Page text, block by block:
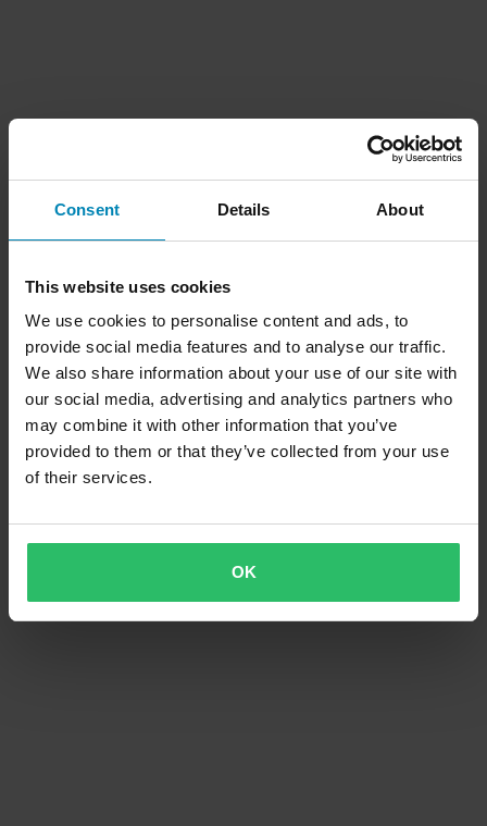
Consent Details About
This website uses cookies
We use cookies to personalise content and ads, to
provide social media features and to analyse our traffic.
We also share information about your use of our site with
our social media, advertising and analytics partners who
may combine it with other information that you’ve
provided to them or that they’ve collected from your use
of their services.
OK